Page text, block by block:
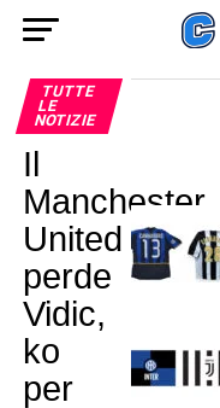
TUTTE
LE
NOTIZIE
Il
Manchester
United
perde
Vidic,
ko
per